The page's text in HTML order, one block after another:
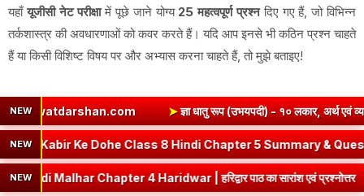
यहाँयूजीसी नेट परीक्षामें पूछे जाने योग्य 25 महत्वपूर्ण प्रश्नदिए गए हैं, जो विभिन्न
तर्कशास्त्र की अवधारणाओं को कवर करते हैं। यदि आप इनसे भी कठिन प्रश्न चाहते
हैं या किसी विशिष्ट विषय पर और अभ्यास करना चाहते हैं, तो मुझे बताइए!
NEW ➤ज्ञा धातु रूप (उभयपदी) - १० लकार, अर्थ एवं व्याकरण | Jna
NEWin Sanskrit ➤Kabir Ke Dohe Class 8 Hindi Chapter 5
NEW4 Haridwar | हरिद्वार पाठ का सारांश एवं प्रश्नोत्तर ➤Class 8